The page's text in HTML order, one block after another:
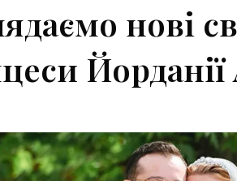
нові
Йорданії